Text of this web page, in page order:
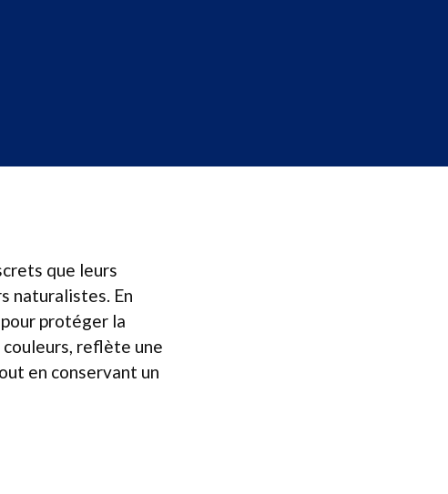
que leurs
naturalistes. En
protéger la
reflète une
en conservant un